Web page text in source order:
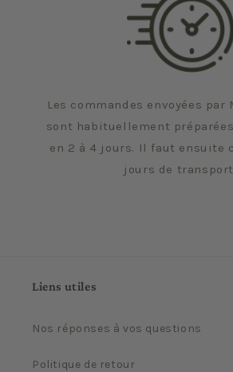
Les commandes envoyées par
sont habituellement
en 2 à 4 jours. Il faut ensuite
jours de
Liens utiles
Nos réponses à vos questions
Politique de retour